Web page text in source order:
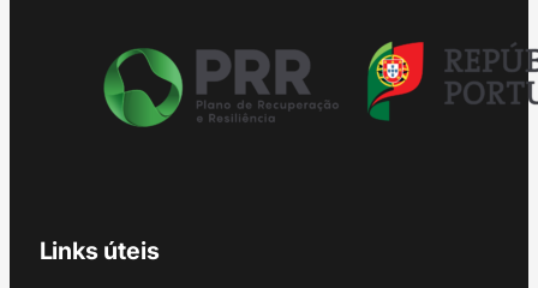
Links úteis